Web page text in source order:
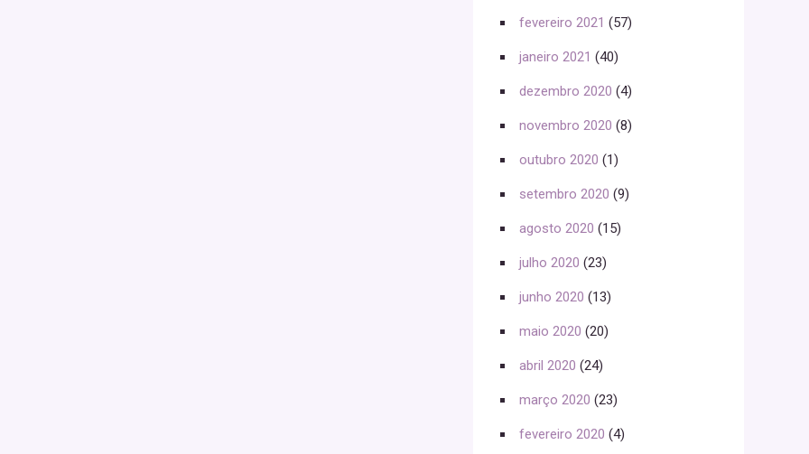
fevereiro 2021 (57)
janeiro 2021 (40)
dezembro 2020 (4)
novembro 2020 (8)
outubro 2020 (1)
setembro 2020 (9)
agosto 2020 (15)
julho 2020 (23)
junho 2020 (13)
maio 2020 (20)
abril 2020 (24)
março 2020 (23)
fevereiro 2020 (4)